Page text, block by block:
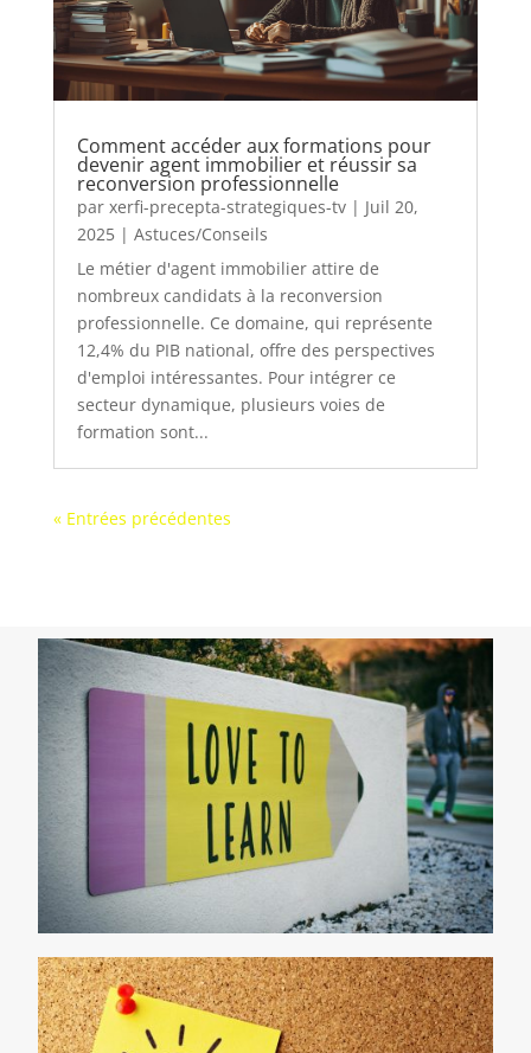
Comment accéder aux formations pour
devenir agent immobilier et réussir sa
reconversion professionnelle
par xerfi-precepta-strategiques-tv| Juil 20,
2025| Astuces/Conseils
Le métier d'agent immobilier attire de
nombreux candidats à la reconversion
professionnelle. Ce domaine, qui représente
12,4% du PIB national, offre des perspectives
d'emploi intéressantes. Pour intégrer ce
secteur dynamique, plusieurs voies de
formation sont...
« Entrées précédentes